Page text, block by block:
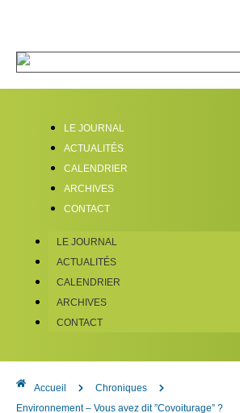
LE JOURNAL
ACTUALITÉS
CALENDRIER
ARCHIVES
CONTACT
LE JOURNAL
ACTUALITÉS
CALENDRIER
ARCHIVES
CONTACT
Accueil
Chroniques
Environnement – Vous avez dit ”Covoiturage” ?